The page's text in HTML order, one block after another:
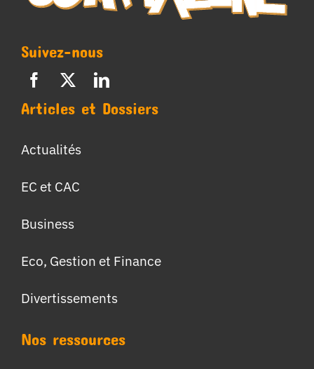
Suivez-nous
Articles et Dossiers
Actualités
EC et CAC
Business
Eco, Gestion et Finance
Divertissements
Nos ressources